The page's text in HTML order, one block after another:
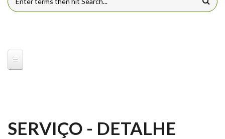
FORMULÁRIO DE BUSCA
SERVIÇO - DETALHE